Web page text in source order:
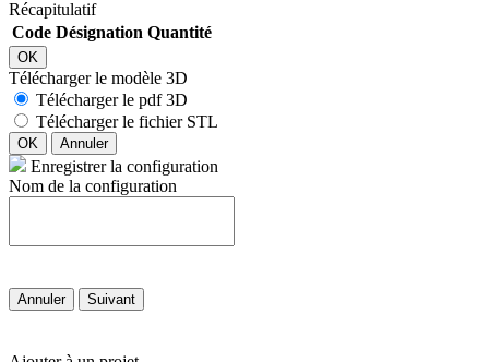
Récapitulatif
Code Désignation Quantité
OK
Télécharger le modèle 3D
Télécharger le pdf 3D
Télécharger le fichier STL
OK Annuler
Enregistrer la configuration
Nom de la configuration
Annuler Suivant